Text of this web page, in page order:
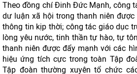
Theo đồng chí Đinh Đức Mạnh, công
dư luận xã hội trong thanh niên
thông tin kịp thời; công tác giáo dục
lòng yêu nước, tinh thần tự hào, tự
thanh niên được đẩy mạnh với các
hiệu ứng tích cực trong toàn Tập
Tập đoàn thường xuyên tổ chức